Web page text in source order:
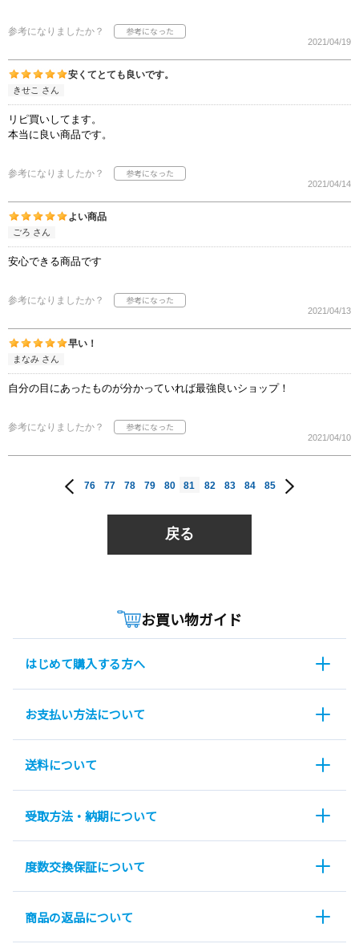
参考になりましたか？
2021/04/19
安くてとても良いです。
きせこ さん
リピ買いしてます。
本当に良い商品です。
参考になりましたか？
2021/04/14
よい商品
ごろ さん
安心できる商品です
参考になりましたか？
2021/04/13
早い！
まなみ さん
自分の目にあったものが分かっていれば最強良いショップ！
参考になりましたか？
2021/04/10
76 77 78 79 80 81 82 83 84 85
戻る
お買い物ガイド
はじめて購入する方へ
お支払い方法について
送料について
受取方法・納期について
度数交換保証について
商品の返品について